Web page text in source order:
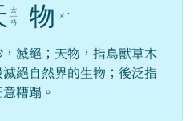
ㄊ
ㄧ
ㄢ 物 ㄨ ˋ
滅絕；天物，指鳥獸草木
絕自然界的生物；後泛指
糟蹋。